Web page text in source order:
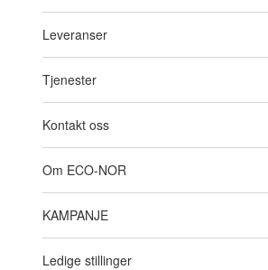
Leveranser
Tjenester
Kontakt oss
Om ECO-NOR
KAMPANJE
Ledige stillinger